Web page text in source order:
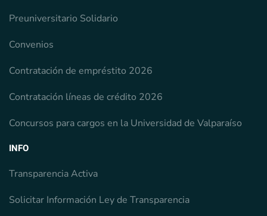
Preuniversitario Solidario
Convenios
Contratación de empréstito 2026
Contratación líneas de crédito 2026
Concursos para cargos en la Universidad de Valparaíso
INFO
Transparencia Activa
Solicitar Información Ley de Transparencia